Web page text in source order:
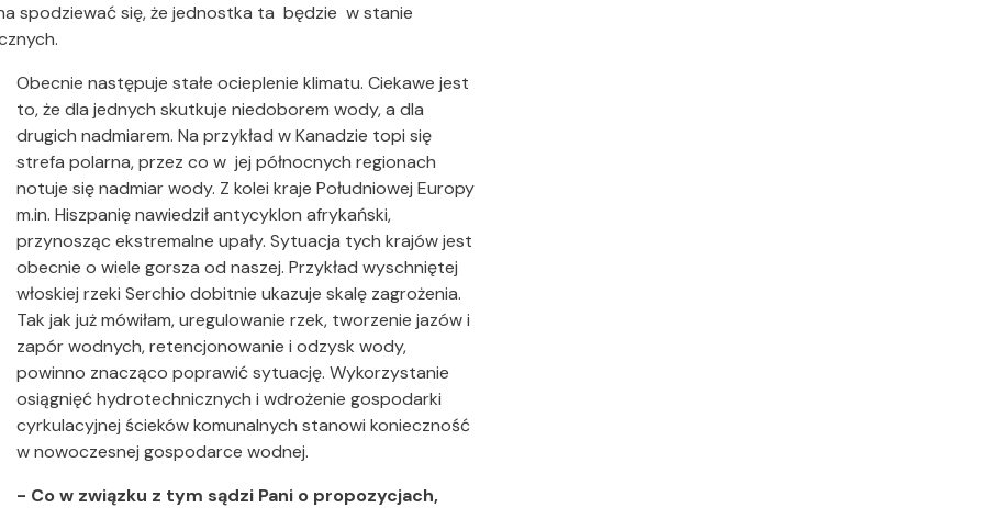
spodziewać się, że jednostka ta będzie w stanie
Obecnie następuje stałe ocieplenie klimatu. Ciekawe jest
to, że dla jednych skutkuje niedoborem wody, a dla
drugich nadmiarem. Na przykład w Kanadzie topi się
strefa polarna, przez co w jej północnych regionach
notuje się nadmiar wody. Z kolei kraje Południowej Europy
m.in. Hiszpanię nawiedził antycyklon afrykański,
przynosząc ekstremalne upały. Sytuacja tych krajów jest
obecnie o wiele gorsza od naszej. Przykład wyschniętej
włoskiej rzeki Serchio dobitnie ukazuje skalę zagrożenia.
Tak jak już mówiłam, uregulowanie rzek, tworzenie jazów i
zapór wodnych, retencjonowanie i odzysk wody,
powinno znacząco poprawić sytuację. Wykorzystanie
osiągnięć hydrotechnicznych i wdrożenie gospodarki
cyrkulacyjnej ścieków komunalnych stanowi konieczność
w nowoczesnej gospodarce wodnej.
- Co w związku z tym sądzi Pani o propozycjach,